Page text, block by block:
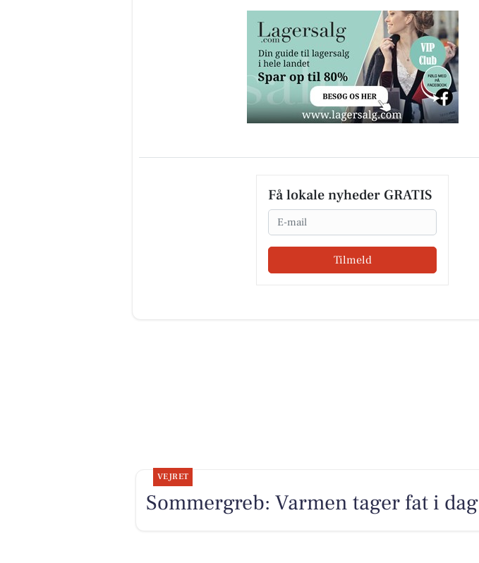
Få lokale nyheder GRATIS
Email
Tilmeld
VEJRET
Sommergreb: Varmen tager fat i dag